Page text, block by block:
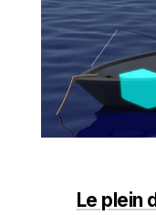
Le plein